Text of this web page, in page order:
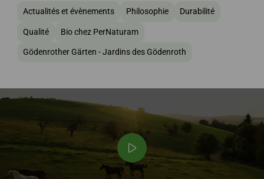
Actualités et évènements Philosophie Durabilité
Qualité Bio chez PerNaturam
Gödenrother Gärten - Jardins des Gödenroth